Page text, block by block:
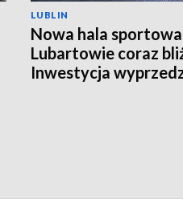
LUBLIN
Nowa hala
Lubartowie coraz
Inwestycja